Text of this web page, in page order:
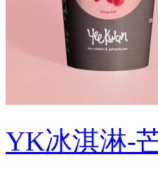
YK冰淇淋-